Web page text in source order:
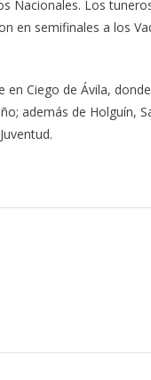
Nacionales. Los
en semifinales a los
Ciego de Ávila,
además de Holguín,